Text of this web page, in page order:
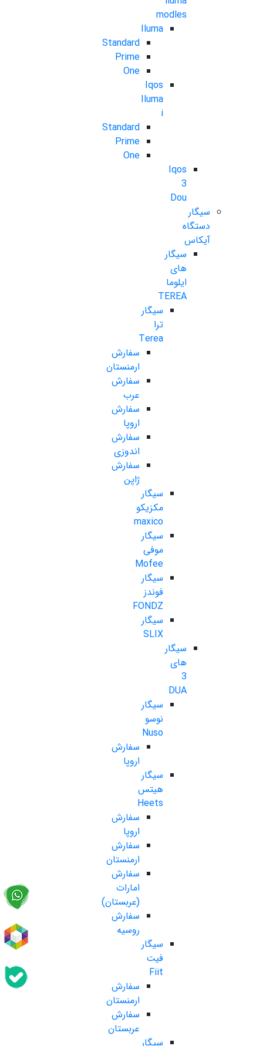
modles
Iluma
Standard
Prime
One
Iqos
Iluma
i
Standard
Prime
One
Iqos
3
Dou
سیگار
دستگاه
آیکاس
سیگار
های
ایلوما
TEREA
سیگار
ترا
Terea
سفارش
ارمنستان
سفارش
عرب
سفارش
اروپا
سفارش
اندوزی
سفارش
ژاپن
سیگار
مکزیکو
maxico
سیگار
موفی
Mofee
سیگار
فوندز
FONDZ
سیگار
SLIX
سیگار
های
3
DUA
سیگار
نوسو
Nuso
سفارش
اروپا
سیگار
هیتس
Heets
سفارش
اروپا
سفارش
ارمنستان
سفارش
امارات
(عربستان)
سفارش
روسیه
سیگار
فیت
Fiit
سفارش
ارمنستان
سفارش
عربستان
سیگار